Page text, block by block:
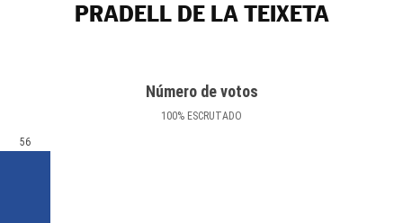
PRADELL DE LA TEIXETA
Número de votos
100% ESCRUTADO
56